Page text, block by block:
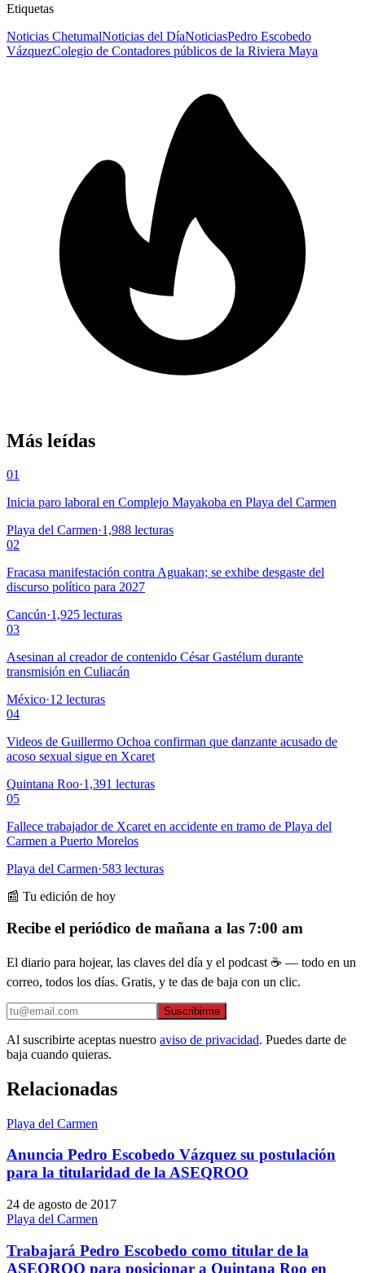
Etiquetas
Noticias ChetumalNoticias del DíaNoticiasPedro Escobedo
VázquezColegio de Contadores públicos de la Riviera Maya
Más leídas
01
Inicia paro laboral en Complejo Mayakoba en Playa del Carmen
Playa del Carmen·1,988 lecturas
02
Fracasa manifestación contra Aguakan; se exhibe desgaste del
discurso político para 2027
Cancún·1,925 lecturas
03
Asesinan al creador de contenido César Gastélum durante
transmisión en Culiacán
México·12 lecturas
04
Videos de Guillermo Ochoa confirman que danzante acusado de
acoso sexual sigue en Xcaret
Quintana Roo·1,391 lecturas
05
Fallece trabajador de Xcaret en accidente en tramo de Playa del
Carmen a Puerto Morelos
Playa del Carmen·583 lecturas
📰 Tu edición de hoy
Recibe el periódico de mañana a las 7:00 am
El diario para hojear, las claves del día y el podcast ☕ — todo en un
correo, todos los días. Gratis, y te das de baja con un clic.
Suscribirme
Al suscribirte aceptas nuestro aviso de privacidad. Puedes darte de
baja cuando quieras.
Relacionadas
Playa del Carmen
Anuncia Pedro Escobedo Vázquez su postulación
para la titularidad de la ASEQROO
24 de agosto de 2017
Playa del Carmen
Trabajará Pedro Escobedo como titular de la
ASEQROO para posicionar a Quintana Roo en